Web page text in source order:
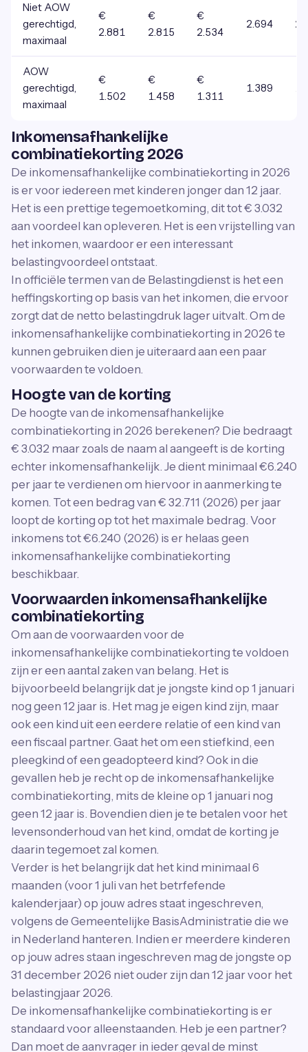
Niet AOW
gerechtigd,
maximaal
€
2.881
€
2.815
€
2.534
2.694
AOW
gerechtigd,
maximaal
€
1.502
€
1.458
€
1.311
1.389
Inkomensafhankelijke
combinatiekorting 2026
De inkomensafhankelijke combinatiekorting in 2026
is er voor iedereen met kinderen jonger dan 12 jaar.
Het is een prettige tegemoetkoming, dit tot € 3.032
aan voordeel kan opleveren. Het is een vrijstelling van
het inkomen, waardoor er een interessant
belastingvoordeel ontstaat.
In officiële termen van de Belastingdienst is het een
heffingskorting op basis van het inkomen, die ervoor
zorgt dat de netto belastingdruk lager uitvalt. Om de
inkomensafhankelijke combinatiekorting in 2026 te
kunnen gebruiken dien je uiteraard aan een paar
voorwaarden te voldoen.
Hoogte van de korting
De hoogte van de inkomensafhankelijke
combinatiekorting in 2026 berekenen? Die bedraagt
€ 3.032 maar zoals de naam al aangeeft is de korting
echter inkomensafhankelijk. Je dient minimaal €6.240
per jaar te verdienen om hiervoor in aanmerking te
komen. Tot een bedrag van € 32.711 (2026) per jaar
loopt de korting op tot het maximale bedrag. Voor
inkomens tot €6.240 (2026) is er helaas geen
inkomensafhankelijke combinatiekorting
beschikbaar.
Voorwaarden inkomensafhankelijke
combinatiekorting
Om aan de voorwaarden voor de
inkomensafhankelijke combinatiekorting te voldoen
zijn er een aantal zaken van belang. Het is
bijvoorbeeld belangrijk dat je jongste kind op 1 januari
nog geen 12 jaar is. Het mag je eigen kind zijn, maar
ook een kind uit een eerdere relatie of een kind van
een fiscaal partner. Gaat het om een stiefkind, een
pleegkind of een geadopteerd kind? Ook in die
gevallen heb je recht op de inkomensafhankelijke
combinatiekorting, mits de kleine op 1 januari nog
geen 12 jaar is. Bovendien dien je te betalen voor het
levensonderhoud van het kind, omdat de korting je
daarin tegemoet zal komen.
Verder is het belangrijk dat het kind minimaal 6
maanden (voor 1 juli van het betrfefende
kalenderjaar) op jouw adres staat ingeschreven,
volgens de Gemeentelijke BasisAdministratie die we
in Nederland hanteren. Indien er meerdere kinderen
op jouw adres staan ingeschreven mag de jongste op
31 december 2026 niet ouder zijn dan 12 jaar voor het
belastingjaar 2026.
De inkomensafhankelijke combinatiekorting is er
standaard voor alleenstaanden. Heb je een partner?
Dan moet de aanvrager in ieder geval de minst